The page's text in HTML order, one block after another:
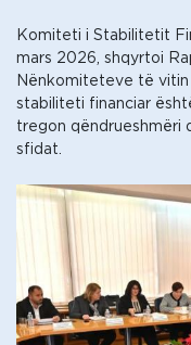
Komiteti i Stabilitetit
mars 2026, shqyrtoi
Nënkomiteteve të
stabiliteti financiar
tregon qëndrueshmëri
sfidat.